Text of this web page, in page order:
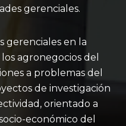
gerenciales.
gerenciales en la
agronegocios del
a problemas del
de investigación
orientado a
económico del